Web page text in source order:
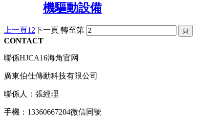
機驅動設備
上一頁12下一頁 轉至第
CONTACT
聯係HJCA16海角官网
廣東伯仕傳動科技有限公司
聯係人：張經理
手機：13360667204微信同號